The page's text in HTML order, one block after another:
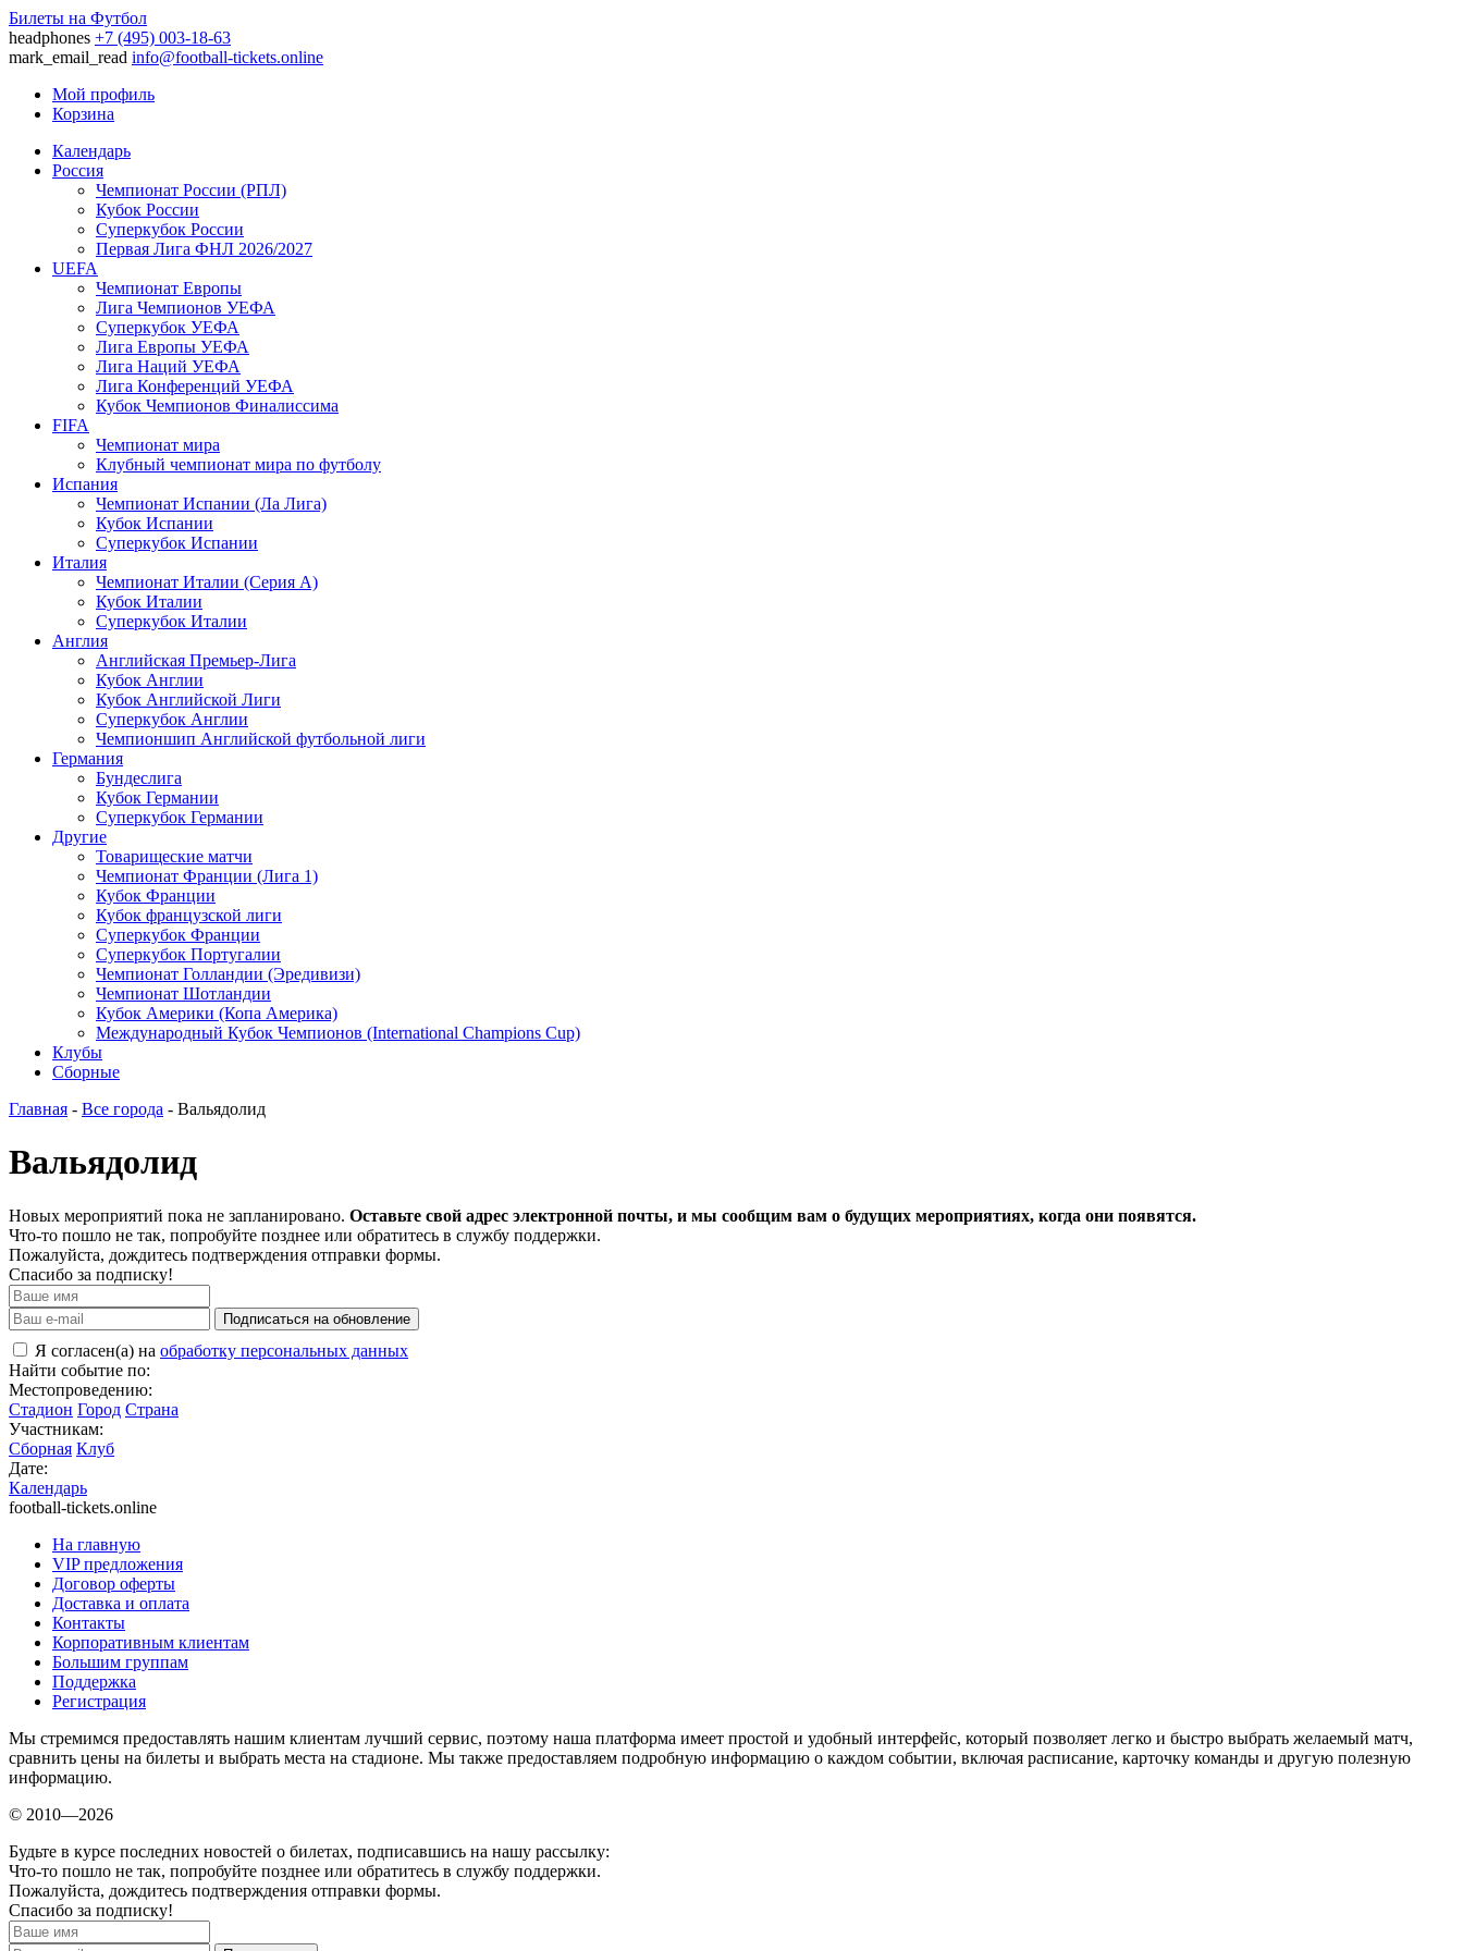
Билеты на Футбол
headphones +7 (495) 003-18-63
mark_email_read info@football-tickets.online
Мой профиль
Корзина
Календарь
Россия
Чемпионат России (РПЛ)
Кубок России
Суперкубок России
Первая Лига ФНЛ 2026/2027
UEFA
Чемпионат Европы
Лига Чемпионов УЕФА
Суперкубок УЕФА
Лига Европы УЕФА
Лига Наций УЕФА
Лига Конференций УЕФА
Кубок Чемпионов Финалиссима
FIFA
Чемпионат мира
Клубный чемпионат мира по футболу
Испания
Чемпионат Испании (Ла Лига)
Кубок Испании
Суперкубок Испании
Италия
Чемпионат Италии (Серия А)
Кубок Италии
Суперкубок Италии
Англия
Английская Премьер-Лига
Кубок Англии
Кубок Английской Лиги
Суперкубок Англии
Чемпионшип Английской футбольной лиги
Германия
Бундеслига
Кубок Германии
Суперкубок Германии
Другие
Товарищеские матчи
Чемпионат Франции (Лига 1)
Кубок Франции
Кубок французской лиги
Суперкубок Франции
Суперкубок Португалии
Чемпионат Голландии (Эредивизи)
Чемпионат Шотландии
Кубок Америки (Копа Америка)
Международный Кубок Чемпионов (International Champions Cup)
Клубы
Сборные
Главная - Все города - Вальядолид
Вальядолид
Новых мероприятий пока не запланировано. Оставьте свой адрес электронной почты, и мы сообщим вам о будущих мероприятиях, когда они появятся.
Что-то пошло не так, попробуйте позднее или обратитесь в службу поддержки.
Пожалуйста, дождитесь подтверждения отправки формы.
Спасибо за подписку!
Подписаться на обновление
Я согласен(а) на обработку персональных данных
Найти событие по:
Местопроведению:
Стадион Город Страна
Участникам:
Сборная Клуб
Дате:
Календарь
football-tickets.online
На главную
VIP предложения
Договор оферты
Доставка и оплата
Контакты
Корпоративным клиентам
Большим группам
Поддержка
Регистрация
Мы стремимся предоставлять нашим клиентам лучший сервис, поэтому наша платформа имеет простой и удобный интерфейс, который позволяет легко и быстро выбрать желаемый матч,
сравнить цены на билеты и выбрать места на стадионе. Мы также предоставляем подробную информацию о каждом событии, включая расписание, карточку команды и другую полезную
информацию.
© 2010—2026
Будьте в курсе последних новостей о билетах, подписавшись на нашу рассылку:
Что-то пошло не так, попробуйте позднее или обратитесь в службу поддержки.
Пожалуйста, дождитесь подтверждения отправки формы.
Спасибо за подписку!